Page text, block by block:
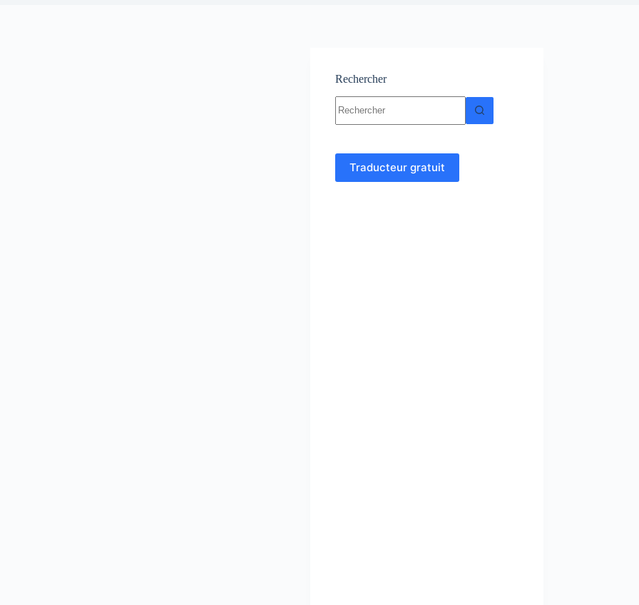
Rechercher
résultat
Traducteur gratuit